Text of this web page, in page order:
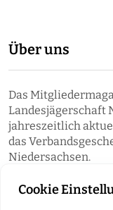
Über uns
Das
Landesjägerschaft
jahreszeitlich
das
Niedersachsen.
Cookie